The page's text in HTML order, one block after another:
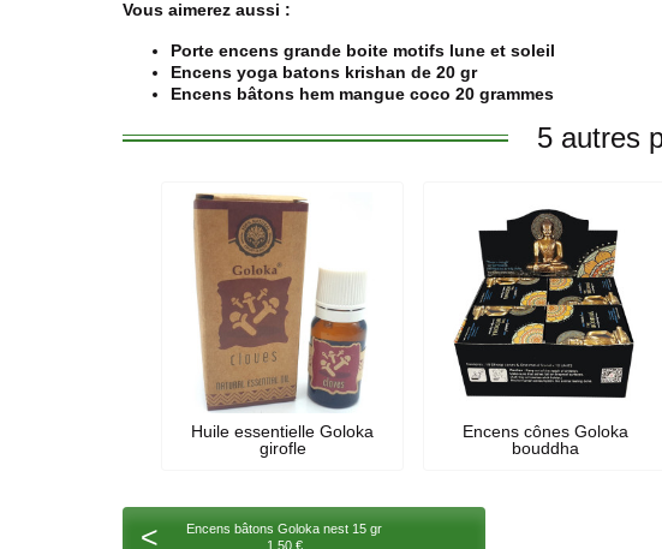
Vous aimerez aussi :
Porte encens grande boite motifs lune et soleil
Encens yoga batons krishan de 20 gr
Encens bâtons hem mangue coco 20 grammes
5 autres
Huile essentielle Goloka
girofle
Encens cônes Goloka
bouddha
<
Encens bâtons Goloka nest 15 gr
1,50 €